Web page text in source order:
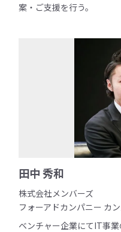
案・ご支援を行う。
田中 秀和
株式会社メンバーズ
フォーアドカンパニー カ
ベンチャー企業にてIT事